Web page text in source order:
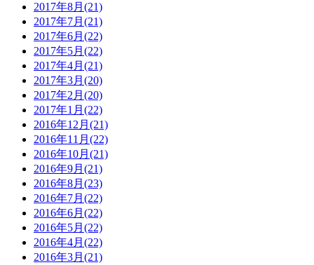
2017年8月(21)
2017年7月(21)
2017年6月(22)
2017年5月(22)
2017年4月(21)
2017年3月(20)
2017年2月(20)
2017年1月(22)
2016年12月(21)
2016年11月(22)
2016年10月(21)
2016年9月(21)
2016年8月(23)
2016年7月(22)
2016年6月(22)
2016年5月(22)
2016年4月(22)
2016年3月(21)